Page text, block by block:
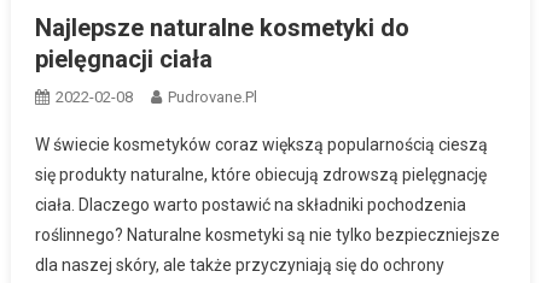
Najlepsze naturalne kosmetyki do
pielęgnacji ciała
2022-02-08 Pudrovane.pl
W świecie kosmetyków coraz większą popularnością cieszą
się produkty naturalne, które obiecują zdrowszą pielęgnację
ciała. Dlaczego warto postawić na składniki pochodzenia
roślinnego? Naturalne kosmetyki są nie tylko bezpieczniejsze
dla naszej skóry, ale także przyczyniają się do ochrony